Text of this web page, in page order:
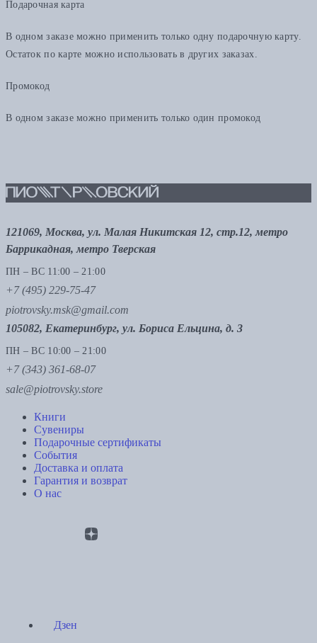
Подарочная карта
В одном заказе можно применить только одну подарочную карту.
Остаток по карте можно использовать в других заказах.
Промокод
В одном заказе можно применить только один промокод
121069, Москва, ул. Малая Никитская 12, стр.12, метро
Баррикадная, метро Тверская
ПН – ВС 11:00 – 21:00
+7 (495) 229-75-47
piotrovsky.msk@gmail.com
105082, Екатеринбург, ул. Бориса Ельцина, д. 3
ПН – ВС 10:00 – 21:00
+7 (343) 361-68-07
sale@piotrovsky.store
Книги
Сувениры
Подарочные сертификаты
События
Доставка и оплата
Гарантия и возврат
О нас
Дзен